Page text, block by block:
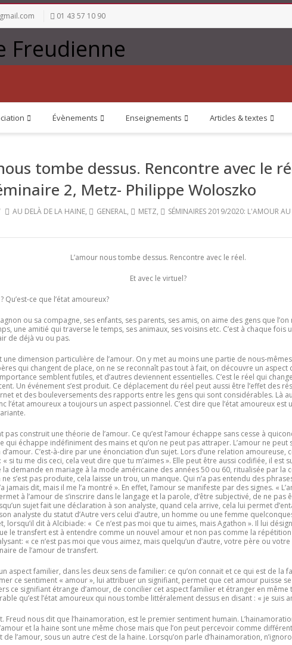
01 43 57 10 90
Évènements Enseignements Articles & textes
tombe dessus. Rencontre avec le
2, Metz- Philippe Woloszko
AU DELÀ DE LA HAINE, GENERAL, METZ, SÉMINAIRES 2019/2020: L'AMOUR AU
L’amour nous tombe dessus. Rencontre avec le réel.
Et avec le virtuel?
ce que l’état amoureux?
ou sa compagne, ses enfants, ses parents, ses amis, on aime des gens que l’on
une amitié qui traverse le temps, ses animaux, ses voisins etc. C’est à chaque fois
de déjà vu ou pas.
dimension particulière de l’amour. On y met au moins une partie de nous-mêmes
qui changent de place, on ne se reconnaît pas tout à fait, on découvre un aspect
semblent futiles, et d’autres deviennent essentielles. C’est le réel qui
Un événement s’est produit. Ce déplacement du réel peut aussi être l’effet des
et des bouleversements des rapports entre les gens qui sont considérables. Là
l’état amoureux a toujours un aspect passionnel. C’est dire que l’état amoureux est
construit une théorie de l’amour. Ce qu’est l’amour échappe sans cesse à
qui échappe indéfiniment des mains et qu’on ne peut pas attraper. L’amour ne peut
C’est-à-dire par une énonciation d’un sujet. Lors d’une relation
si tu me dis ceci, cela veut dire que tu m’aimes ». Elle peut être aussi codifiée, il est
la demande en mariage à la mode américaine des années 50 ou 60, ritualisée par la
s’est pas produite, cela laisse un trou, un manque. Qui n’a pas entendu des
jamais dit, mais il me l’a montré ». En effet, l’amour se manifeste par des signes. «
à l’amour de s’inscrire dans le langage et la parole, d’être subjectivé, de ne pas
sujet fait une déclaration à son analyste, quand cela arrive, cela lui permet
analyste du statut d’Autre vers celui d’autre, un homme ou une femme
lorsqu’il dit à Alcibiade: « Ce n’est pas moi que tu aimes, mais Agathon ». Il lui
le transfert est à entendre comme un nouvel amour et non pas comme la répétition
« ce n’est pas moi que vous aimez, mais quelqu’un d’autre, votre père ou
de l’amour de transfert.
aspect familier, dans les deux sens de familier: ce qu’on connait et ce qui est de la
ce sentiment « amour », lui attribuer un signifiant, permet que cet amour puisse
ce signifiant étrange d’amour, de concilier cet aspect familier et étranger en
qu’est l’état amoureux qui nous tombe littéralement dessus en disant : « je suis
nous dit que l’hainamoration, est le premier sentiment humain.
et la haine sont une même chose mais que l’on peut percevoir comme
de l’amour, sous un autre c’est de la haine. Lorsqu’on parle d’hainamoration,